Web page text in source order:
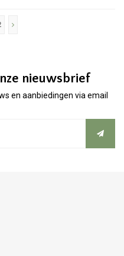
nieuwsbrief
en aanbiedingen via email